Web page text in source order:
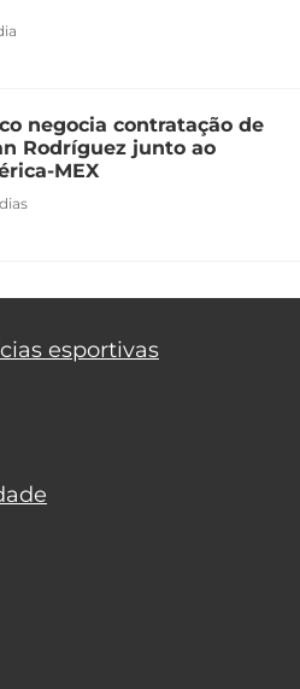
negocia contratação de
Rodríguez junto ao
MEX